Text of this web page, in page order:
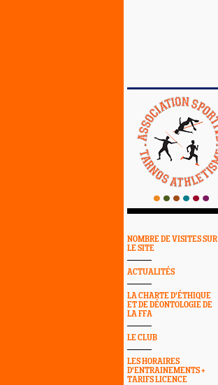
NOMBRE DE VISITES SUR
LE SITE
ACTUALITÉS
LA CHARTE D'ÉTHIQUE
ET DE DÉONTOLOGIE DE
LA FFA
LE CLUB
LES HORAIRES
D'ENTRAINEMENTS +
TARIFS LICENCE